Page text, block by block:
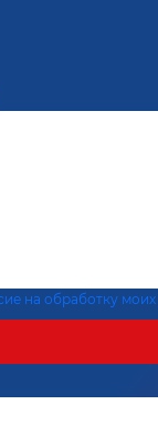
на обработку